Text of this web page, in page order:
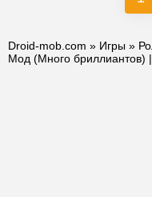
Droid-mob.com » Игры »
Мод (Много бриллиантов)